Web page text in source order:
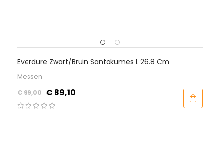
Cm BBQ Kolen Starter - Grill Team